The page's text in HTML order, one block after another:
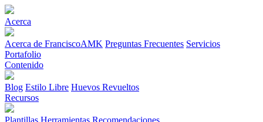
Acerca
Acerca de FranciscoAMK Preguntas Frecuentes Servicios
Portafolio
Contenido
Blog Estilo Libre Huevos Revueltos
Recursos
Plantillas Herramientas Recomendaciones